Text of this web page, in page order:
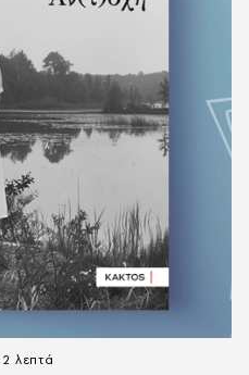
2 λεπτά